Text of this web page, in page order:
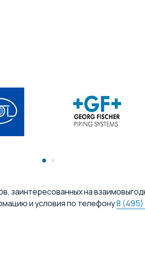
заинтересованных на
и условия по телефону8 (495)